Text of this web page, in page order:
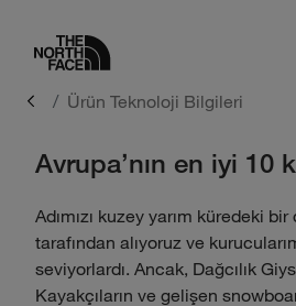
Ürün Teknoloji Bilgileri
Avrupa'nın en iyi 10
Adımızı kuzey yarım küredeki
tarafından alıyoruz ve
seviyorlardı. Ancak, Dağcılık
Kayakçıların ve gelişen